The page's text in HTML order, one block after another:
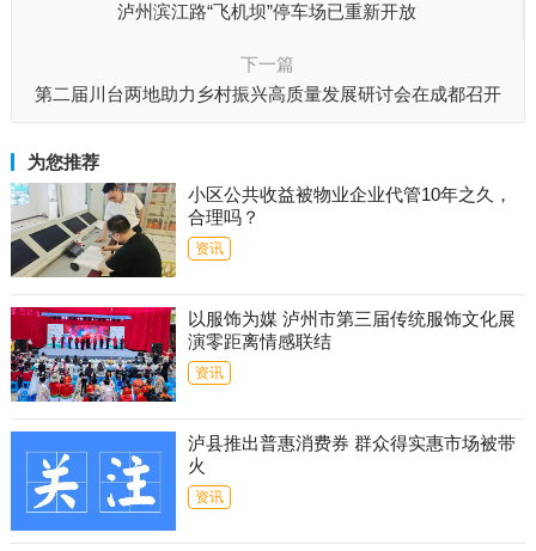
泸州滨江路“飞机坝”停车场已重新开放
下一篇
第二届川台两地助力乡村振兴高质量发展研讨会在成都召开
为您推荐
小区公共收益被物业企业代管10年之久，
合理吗？
资讯
以服饰为媒 泸州市第三届传统服饰文化展
演零距离情感联结
资讯
泸县推出普惠消费券 群众得实惠市场被带
火
资讯